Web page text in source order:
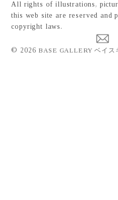
All rights of illustrations,
this web site are reserved and
copyright laws.
© 2026 BASE GALLERY ベイス